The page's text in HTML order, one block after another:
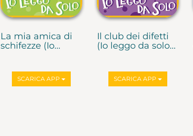
La mia amica di
schifezze (Io...
SCARICA APP
Il club dei difetti
(Io leggo da solo...
SCARICA APP